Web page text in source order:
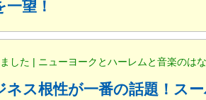
望！
した | ニューヨークとハーレムと音楽のは
ネス根性が一番の話題！ス